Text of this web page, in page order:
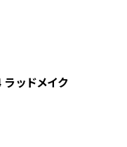
ッドメイク